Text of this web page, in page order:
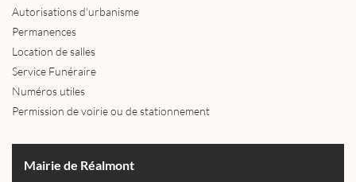
Autorisations d'urbanisme
Permanences
Location de salles
Service Funéraire
Numéros utiles
Permission de voirie ou de stationnement
Mairie de Réalmont